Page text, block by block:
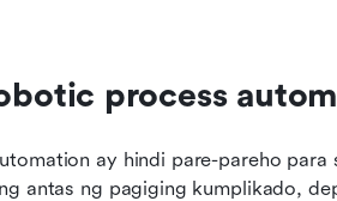
process
ay hindi pare-pareho para
antas ng pagiging kumplikado,